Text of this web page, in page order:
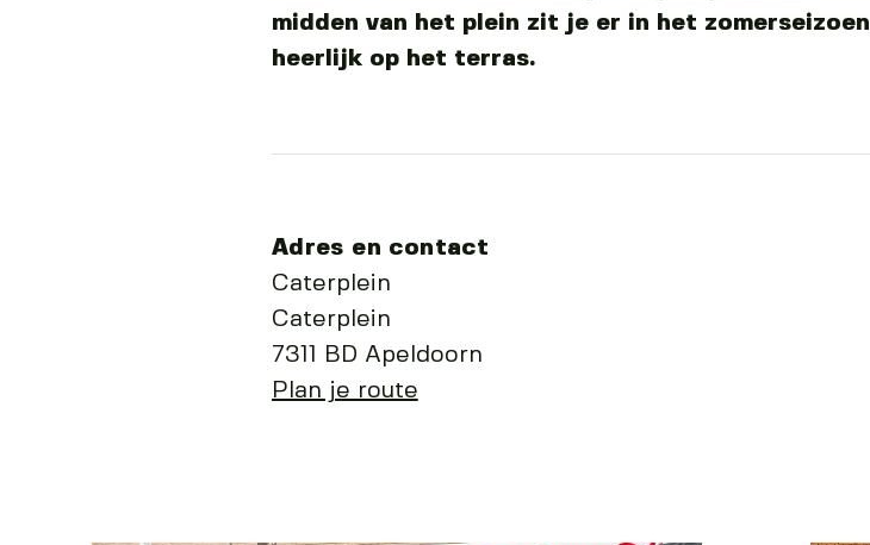
midden van het plein zit je er in het zomerseizoen
heerlijk op het terras.
Adres en contact
Caterplein
Caterplein
7311 BD Apeldoorn
Plan je route